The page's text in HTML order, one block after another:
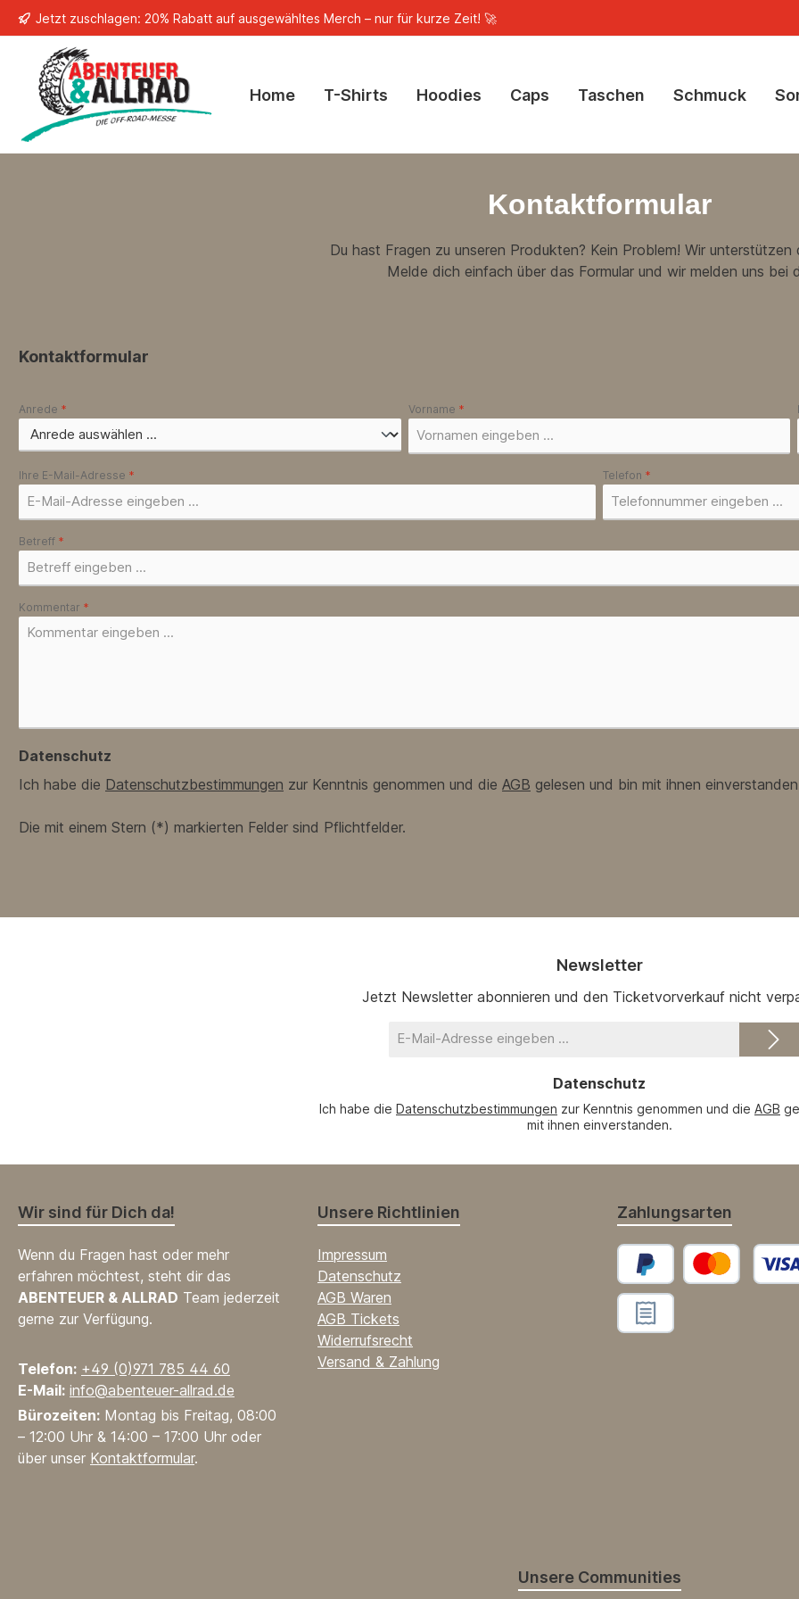
Zur Hauptnavigation springen
Jetzt zuschlagen: 20% Rabatt auf ausgewähltes Merch – nur für kurze Zeit! 🚀
Home T-Shirts Hoodies Caps Taschen Schmuck
Kontaktformular
Du hast Fragen zu unseren Produkten? Kein Problem! Wir unterstützen
Melde dich einfach über das Formular und wir melden uns bei
Kontaktformular
Anrede * Vorname *
Ihre E-Mail-Adresse * Telefon *
Betreff *
Kommentar *
Datenschutz
Ich habe die Datenschutzbestimmungen zur Kenntnis genommen und die AGB gelesen und bin mit ihnen
Die mit einem Stern (*) markierten Felder sind Pflichtfelder.
Newsletter
Jetzt Newsletter abonnieren und den Ticketvorverkauf nicht
Mail-
Datenschutz
Ich habe die Datenschutzbestimmungen zur Kenntnis genommen und die AGB
mit ihnen einverstanden.
Wir sind für Dich da!
Wenn du Fragen hast oder mehr
erfahren möchtest, steht dir das
ABENTEUER & ALLRAD Team jederzeit
gerne zur Verfügung.
Telefon: +49 (0)971 785 44 60
E-Mail: info@abenteuer-allrad.de
Bürozeiten: Montag bis Freitag, 08:00
– 12:00 Uhr & 14:00 – 17:00 Uhr oder
über unser Kontaktformular.
Unsere Richtlinien
Impressum
Datenschutz
AGB Waren
AGB Tickets
Widerrufsrecht
Versand & Zahlung
Zahlungsarten
PayPal
Unsere Communities